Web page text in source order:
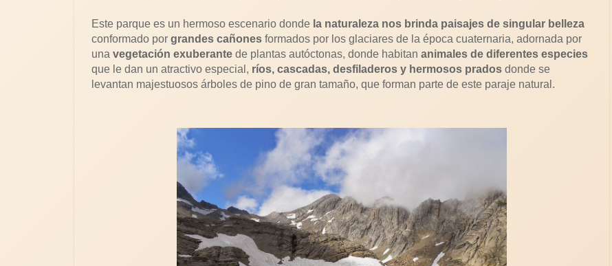
Este parque es un hermoso escenario donde la naturaleza nos brinda paisajes de singular belleza
conformado por grandes cañones formados por los glaciares de la época cuaternaria, adornada por
una vegetación exuberante de plantas autóctonas, donde habitan animales de diferentes especies
que le dan un atractivo especial, ríos, cascadas, desfiladeros y hermosos prados donde se
levantan majestuosos árboles de pino de gran tamaño, que forman parte de este paraje natural.